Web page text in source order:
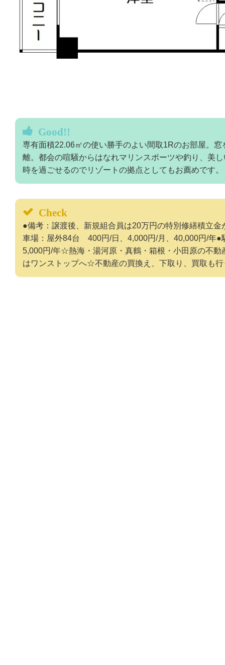
Good!!
専有面積22.06㎡の使い勝手のよい間取1Rのお部屋。
離。都会の喧騒からはなれマリンスポーツや釣り、美
時を過ごせるのでリゾートの拠点としてもお薦めです。
Check
●備考：譲渡後、新規組合員は20万円の特別修繕積立
車場：屋外84台 400円/日、4,000円/月、40,000円/年●
5,000円/年☆熱海・湯河原・真鶴・箱根・小田原の不動
はワンストップへ☆不動産の買換え、下取り、買取も